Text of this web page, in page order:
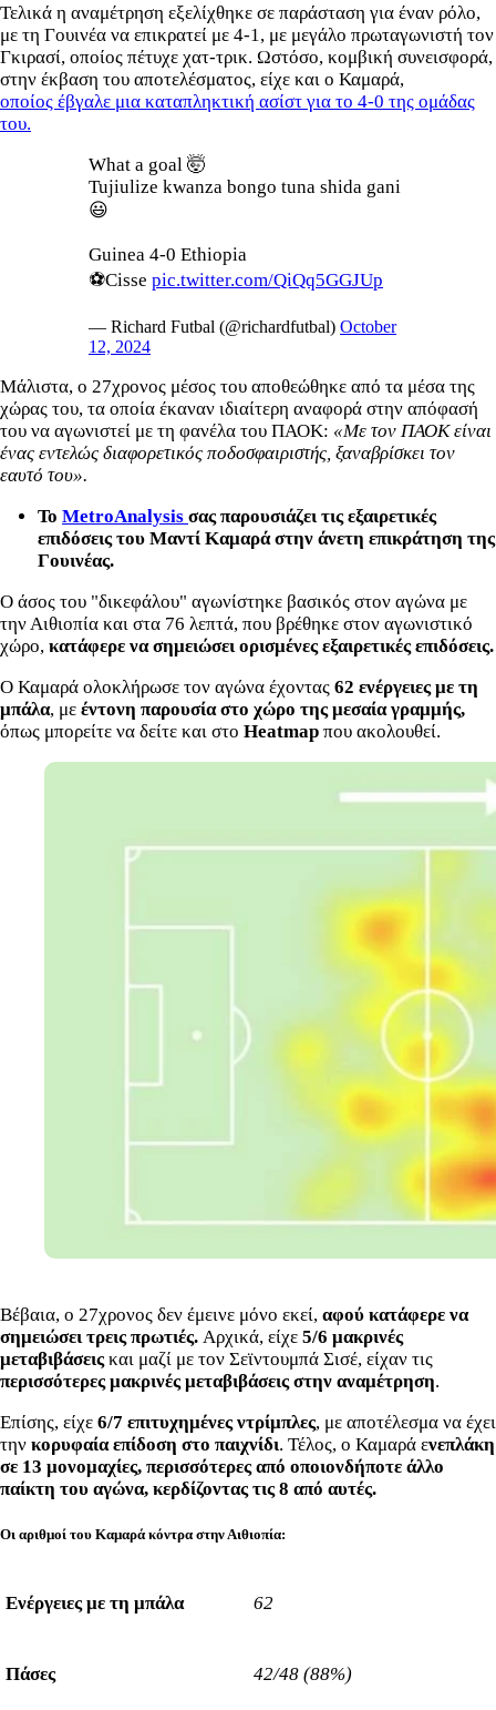
Τελικά η αναμέτρηση εξελίχθηκε σε παράσταση για έναν ρόλο,
με τη Γουινέα να επικρατεί με 4-1, με μεγάλο πρωταγωνιστή τον
Γκιρασί, οποίος πέτυχε χατ-τρικ. Ωστόσο, κομβική συνεισφορά,
στην έκβαση του αποτελέσματος, είχε και ο Καμαρά,
οποίος έβγαλε μια καταπληκτική ασίστ για το 4-0 της ομάδας
του.
What a goal 🤯
Tujiulize kwanza bongo tuna shida gani
😃
Guinea 4-0 Ethiopia
⚽Cisse pic.twitter.com/QiQq5GGJUp
— Richard Futbal (@richardfutbal) October
12, 2024
Μάλιστα, ο 27χρονος μέσος του αποθεώθηκε από τα μέσα της
χώρας του, τα οποία έκαναν ιδιαίτερη αναφορά στην απόφασή
του να αγωνιστεί με τη φανέλα του ΠΑΟΚ: «Με τον ΠΑΟΚ είναι
ένας εντελώς διαφορετικός ποδοσφαιριστής, ξαναβρίσκει τον
εαυτό του».
Το MetroAnalysis σας παρουσιάζει τιςεξαιρετικές
επιδόσεις του Μαντί Καμαράστην άνετη επικράτηση της
Γουινέας.
Ο άσος του "δικεφάλου" αγωνίστηκε βασικός στον αγώνα με
την Αιθιοπία και στα 76 λεπτά, που βρέθηκε στον αγωνιστικό
χώρο, κατάφερε να σημειώσει ορισμένες εξαιρετικές επιδόσεις.
Ο Καμαρά ολοκλήρωσε τον αγώνα έχοντας 62 ενέργειες με τη
μπάλα, με έντονη παρουσία στο χώρο της μεσαία γραμμής,
όπως μπορείτε να δείτε και στο Heatmap που ακολουθεί.
Βέβαια, ο 27χρονος δεν έμεινε μόνο εκεί, αφού κατάφερε να
σημειώσει τρεις πρωτιές. Αρχικά, είχε 5/6 μακρινές
μεταβιβάσειςκαι μαζί με τον Σεϊντουμπά Σισέ, είχαν τις
περισσότερες μακρινές μεταβιβάσεις στην αναμέτρηση.
Επίσης, είχε 6/7 επιτυχημένες ντρίμπλες, με αποτέλεσμα να έχει
την κορυφαία επίδοση στο παιχνίδι. Τέλος, ο Καμαρά ενεπλάκη
σε 13 μονομαχίες, περισσότερες από οποιονδήποτε άλλο
παίκτη του αγώνα, κερδίζοντας τις 8 από αυτές.
Οι αριθμοί του Καμαρά κόντρα στην Αιθιοπία:
Ενέργειες με τη μπάλα 62
Πάσες 42/48 (88%)